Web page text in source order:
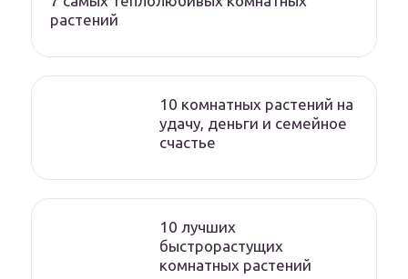
растений
10 комнатных растений на
удачу, деньги и семейное
счастье
10 лучших
быстрорастущих
комнатных растений